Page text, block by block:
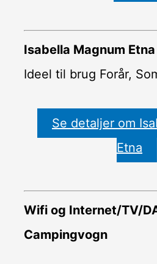
Isabella Magnum Etna
Ideel til brug Forår,
Se detaljer om
Etna
Wifi og Internet/TV/
Campingvogn